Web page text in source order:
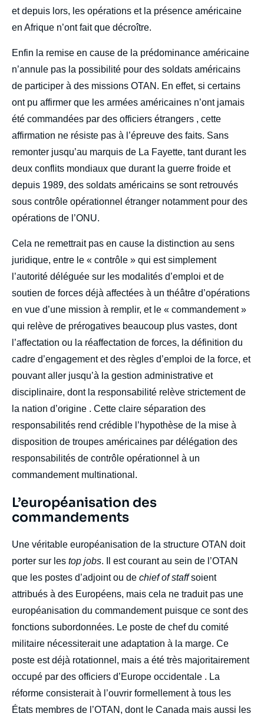
et depuis lors, les opérations et la présence américaine
en Afrique n’ont fait que décroître.
Enfin la remise en cause de la prédominance américaine
n’annule pas la possibilité pour des soldats américains
de participer à des missions OTAN. En effet, si certains
ont pu affirmer que les armées américaines n’ont jamais
été commandées par des officiers étrangers , cette
affirmation ne résiste pas à l’épreuve des faits. Sans
remonter jusqu’au marquis de La Fayette, tant durant les
deux conflits mondiaux que durant la guerre froide et
depuis 1989, des soldats américains se sont retrouvés
sous contrôle opérationnel étranger notamment pour des
opérations de l’ONU.
Cela ne remettrait pas en cause la distinction au sens
juridique, entre le « contrôle » qui est simplement
l’autorité déléguée sur les modalités d’emploi et de
soutien de forces déjà affectées à un théâtre d’opérations
en vue d’une mission à remplir, et le « commandement »
qui relève de prérogatives beaucoup plus vastes, dont
l’affectation ou la réaffectation de forces, la définition du
cadre d’engagement et des règles d’emploi de la force, et
pouvant aller jusqu’à la gestion administrative et
disciplinaire, dont la responsabilité relève strictement de
la nation d’origine . Cette claire séparation des
responsabilités rend crédible l’hypothèse de la mise à
disposition de troupes américaines par délégation des
responsabilités de contrôle opérationnel à un
commandement multinational.
Titre
Edito
L’européanisation des
commandements
body
Une véritable européanisation de la structure OTAN doit
porter sur les top jobs. Il est courant au sein de l’OTAN
que les postes d’adjoint ou de chief of staffsoient
attribués à des Européens, mais cela ne traduit pas une
européanisation du commandement puisque ce sont des
fonctions subordonnées. Le poste de chef du comité
militaire nécessiterait une adaptation à la marge. Ce
poste est déjà rotationnel, mais a été très majoritairement
occupé par des officiers d’Europe occidentale . La
réforme consisterait à l’ouvrir formellement à tous les
États membres de l’OTAN, dont le Canada mais aussi les